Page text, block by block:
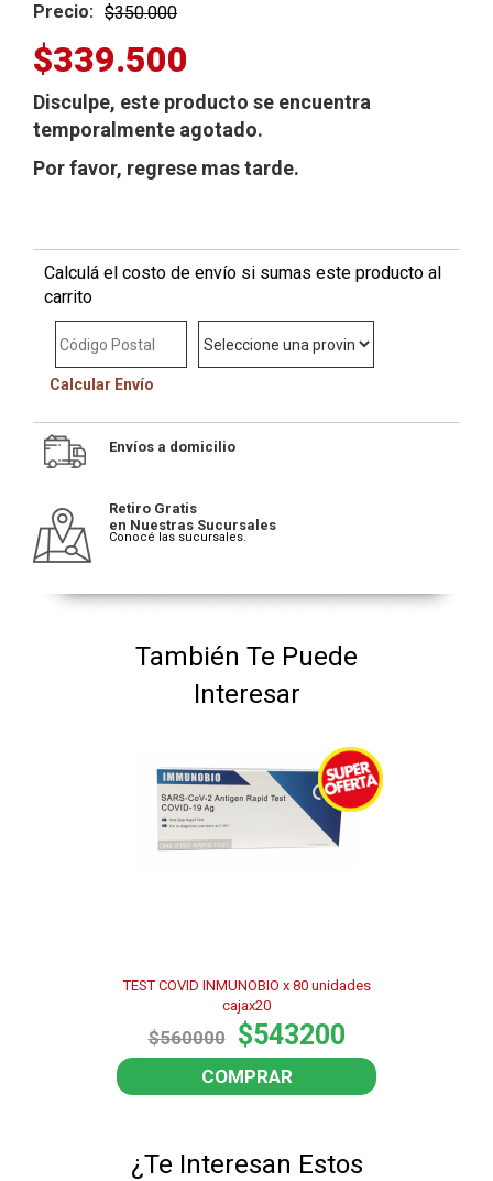
Precio: $350.000
$339.500
Disculpe, este producto se encuentra
temporalmente agotado.
Por favor, regrese mas tarde.
Calculá el costo de envío si sumas este producto al
carrito
Calcular Envío
Envíos a domicilio
Retiro Gratis
en Nuestras Sucursales
Conocé las sucursales.
También Te Puede
Interesar
TEST COVID INMUNOBIO x 80 unidades
cajax20
$560000 $543200
COMPRAR
¿Te Interesan Estos